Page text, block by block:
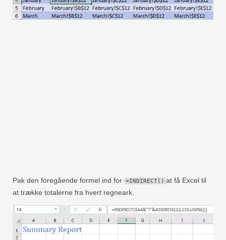
Pak den foregående formel ind for =INDIRECT() at få Excel til
at trække totalerne fra hvert regneark.